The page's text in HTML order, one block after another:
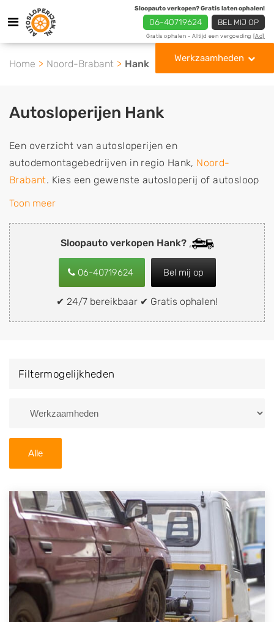
Sloopauto verkopen? Gratis laten ophalen!
06-40719624 BEL MIJ OP
Gratis ophalen - Altijd een vergoeding [Ad]
Werkzaamheden
Home Noord-Brabant Hank
Sloopauto verkopen Hank?
06-40719624 Bel mij op
✔ 24/7 bereikbaar ✔ Gratis ophalen!
Autosloperijen Hank
Een overzicht van autosloperijen en
autodemontagebedrijven in regio Hank, Noord-
Brabant. Kies een gewenste autosloperij of autosloop
uit de lijst die gespecialiseerd is in de verkoop van
de inkoop van sloopauto's, schadeauto's en
tweedehands auto's (ook zonder apk keuring). Wilt u
uw auto, camper, vrachtwagen, motor of brommobiel
snel en eenvoudig verkopen aan een
demontagebedrijf in de buurt, deze zelf wegbrengen
naar de sloop of deze liever laten ophalen op een
van Hank en ontvang een vergoeding voor uw oude of
Zoekt u liever naar een sloperij in een andere plaats of
U kunt er ook voor kiezen om direct uw sloopauto te
verkopen en op te laten halen door de Sloopauto
Ophaaldienst van Autosloperijen.nl. Wij kunnen uw
auto gratis ophalen in Hank. Neem telefonisch
contact op of maak een terugbelafspraak. Wilt u
direct een tweedehands auto onderdelen offerte
aanvragen? Dat kan via de Onderdelenlijn! Vul uw
kenteken in en druk op verzenden.
Toon meer
Filtermogelijkheden
Alle